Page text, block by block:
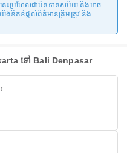
េះប្រហែលជាមិនទាន់សម័យ និងអាច
ើងខិតខំផ្តល់ព័ត៌មានត្រឹមត្រូវ និង
ទៅ Bali Denpasar